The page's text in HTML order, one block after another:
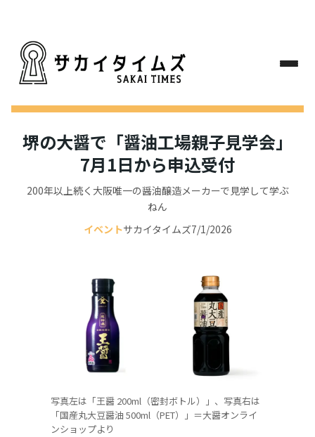
堺の大醤で「醤油工場親子見学会」
7月1日から申込受付
200年以上続く大阪唯一の醤油醸造メーカーで見学して学ぶ
ねん
イベントサカイタイムズ7/1/2026
写真左は「王醤 200ml（密封ボトル）」、写真右は
「国産丸大豆醤油 500ml（PET）」＝大醤オンライ
ンショップより